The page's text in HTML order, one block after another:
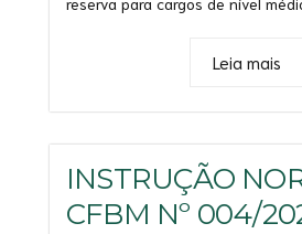
Leia mais
INSTRUÇÃO
CFBM Nº 004/